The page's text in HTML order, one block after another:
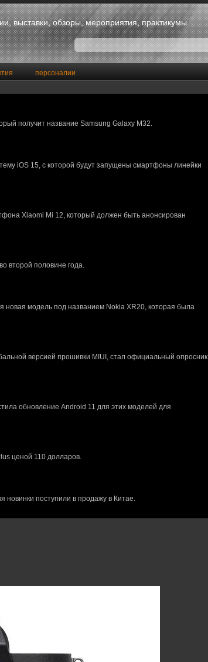
выставки, обзоры, мероприятия, практикумы
персоналии
получит название Samsung Galaxy M32.
iOS 15, с которой будут запущены смартфоны линейки
Xiaomi Mi 12, который должен быть анонсирован
второй половине года.
новая модель под названием Nokia XR20, которая была
версией прошивки MIUI, стал официальный опросник
обновление Android 11 для этих моделей для
ценой 110 долларов.
новинки поступили в продажу в Китае.